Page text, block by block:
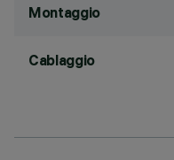
Montaggio
Cablaggio